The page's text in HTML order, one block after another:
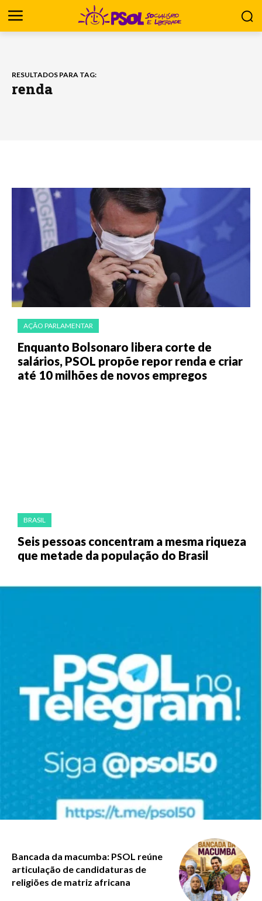
RESULTADOS PARA TAG:
renda
AÇÃO PARLAMENTAR
Enquanto Bolsonaro libera corte de
salários, PSOL propõe repor renda e criar
até 10 milhões de novos empregos
BRASIL
Seis pessoas concentram a mesma riqueza
que metade da população do Brasil
Bancada da macumba: PSOL reúne
articulação de candidaturas de
religiões de matriz africana